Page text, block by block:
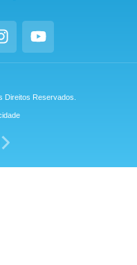
Direitos Reservados.